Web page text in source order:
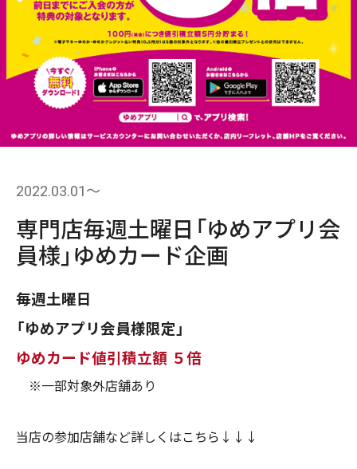
2022.03.01〜
専門店毎週土曜日「ゆめアプリ会
員様」ゆめカード企画
毎週土曜日
「ゆめアプリ会員様限定」
ゆめカード値引積立額 ５倍
※一部対象外店舗あり
当店の参加店舗など詳しくはこちら↓↓↓